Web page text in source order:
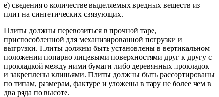
е) сведения о количестве выделяемых вредных веществ из
плит на синтетических связующих.
Плиты должны перевозиться в прочной таре,
приспособленной для механизированной погрузки и
выгрузки. Плиты должны быть установлены в вертикальном
положении попарно лицевыми поверхностями друг к другу с
прокладкой между ними бумаги либо деревянных прокладок
и закреплены клиньями. Плиты должны быть рассортированы
по типам, размерам, фактуре и уложены в тару не более чем в
два ряда по высоте.